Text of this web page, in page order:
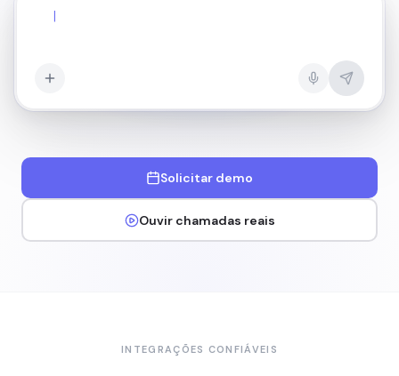
Conecte meu agente IA ao WhatsApp e gerencie
Solicitar demo
Ouvir chamadas reais
INTEGRAÇÕES CONFIÁVEIS